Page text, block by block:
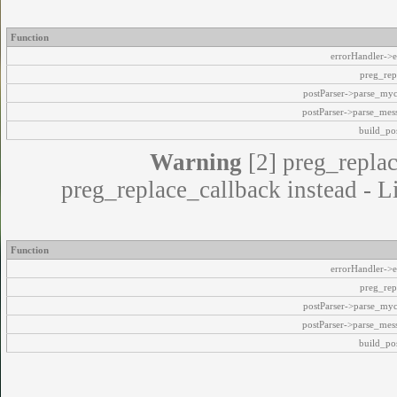
Function
errorHandler-
postParser-
postParser-
Warning [2]
preg_replace_callback instead -
Function
errorHandler-
postParser-
postParser-